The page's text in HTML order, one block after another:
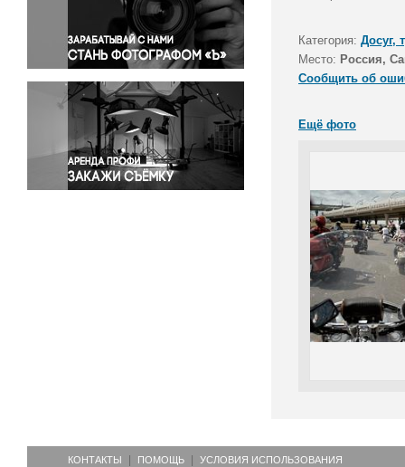
Правосудие
Происшествия и конфликты
Религия
Светская жизнь
Спорт
Экология
Экономика и бизнес
Категория: Досуг,
Место: Россия,
Сообщить об
Ещё фото
КОНТАКТЫ ПОМОЩЬ УСЛОВИЯ ИСПОЛЬЗОВАНИЯ